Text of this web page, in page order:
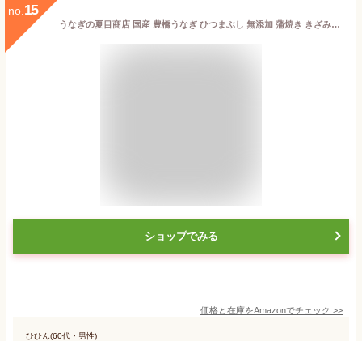
no. 15
うなぎの夏目商店 国産 豊橋うなぎ ひつまぶし 無添加 蒲焼き きざみ1kg (50g×20P) (約10人前) メガ盛り [簡易箱]
ショップでみる
価格と在庫をAmazonでチェック >>
ひひん(60代・男性)